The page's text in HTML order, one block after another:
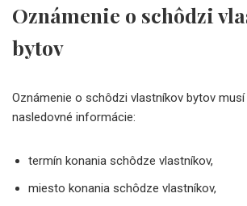
Oznámenie o schôdzi
bytov
Oznámenie o schôdzi vlastníkov bytov
nasledovné informácie:
termín konania schôdze vlastníkov,
miesto konania schôdze vlastníkov,